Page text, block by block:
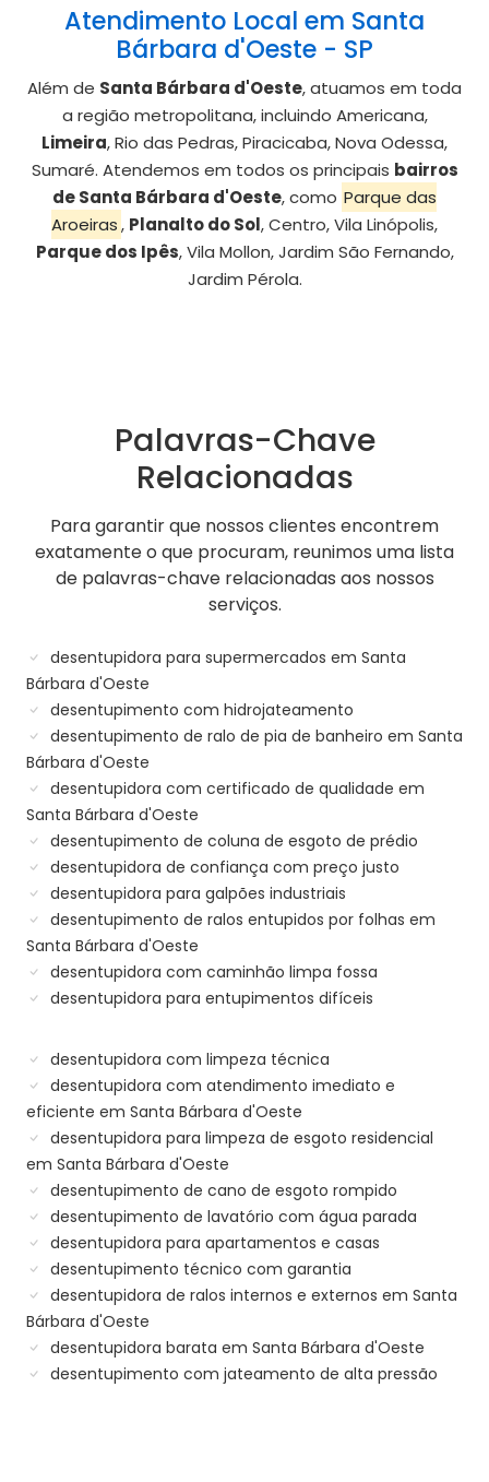
Atendimento Local em Santa
Bárbara d'Oeste - SP
Além de Santa Bárbara d'Oeste, atuamos em toda
a região metropolitana, incluindo Americana,
Limeira, Rio das Pedras, Piracicaba, Nova Odessa,
Sumaré. Atendemos em todos os principais bairros
de Santa Bárbara d'Oeste, como Parque das
Aroeiras, Planalto do Sol, Centro, Vila Linópolis,
Parque dos Ipês, Vila Mollon, Jardim São Fernando,
Jardim Pérola.
Palavras-Chave
Relacionadas
Para garantir que nossos clientes encontrem
exatamente o que procuram, reunimos uma lista
de palavras-chave relacionadas aos nossos
serviços.
desentupidora para supermercados em Santa
Bárbara d'Oeste
desentupimento com hidrojateamento
desentupimento de ralo de pia de banheiro em Santa
Bárbara d'Oeste
desentupidora com certificado de qualidade em
Santa Bárbara d'Oeste
desentupimento de coluna de esgoto de prédio
desentupidora de confiança com preço justo
desentupidora para galpões industriais
desentupimento de ralos entupidos por folhas em
Santa Bárbara d'Oeste
desentupidora com caminhão limpa fossa
desentupidora para entupimentos difíceis
desentupidora com limpeza técnica
desentupidora com atendimento imediato e
eficiente em Santa Bárbara d'Oeste
desentupidora para limpeza de esgoto residencial
em Santa Bárbara d'Oeste
desentupimento de cano de esgoto rompido
desentupimento de lavatório com água parada
desentupidora para apartamentos e casas
desentupimento técnico com garantia
desentupidora de ralos internos e externos em Santa
Bárbara d'Oeste
desentupidora barata em Santa Bárbara d'Oeste
desentupimento com jateamento de alta pressão